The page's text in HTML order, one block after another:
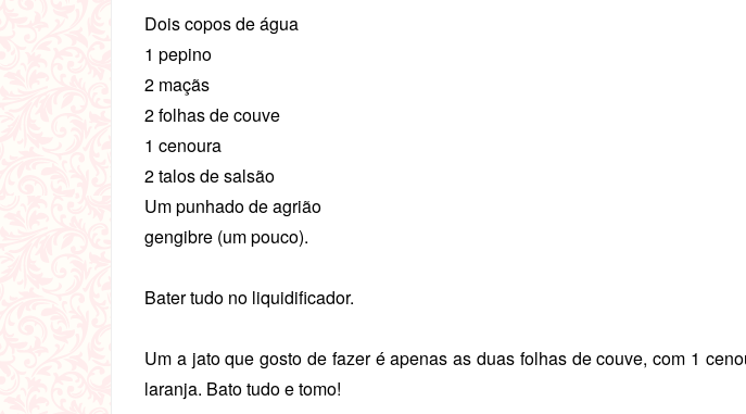
Dois copos de água
1 pepino
2 maçãs
2 folhas de couve
1 cenoura
2 talos de salsão
Um punhado de agrião
gengibre (um pouco).
Bater tudo no liquidificador.
Um a jato que gosto de fazer é apenas as duas folhas de couve, com 1
laranja. Bato tudo e tomo!